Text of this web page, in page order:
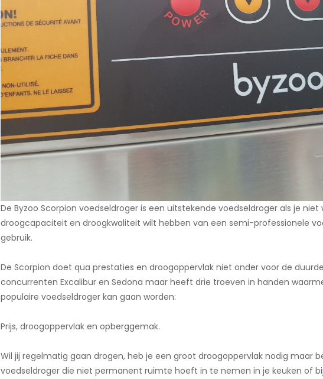
De Byzoo Scorpion voedseldroger is een uitstekende voedseldroger als je
droogcapaciteit en droogkwaliteit wilt hebben van een semi-professionele
gebruik.
De Scorpion doet qua prestaties en droogoppervlak niet onder voor de
concurrenten Excalibur en Sedona maar heeft drie troeven in handen
populaire voedseldroger kan gaan worden:
Prijs, droogoppervlak en opberggemak.
Wil jij regelmatig gaan drogen, heb je een groot droogoppervlak nodig maar
voedseldroger die niet permanent ruimte hoeft in te nemen in je keuken of